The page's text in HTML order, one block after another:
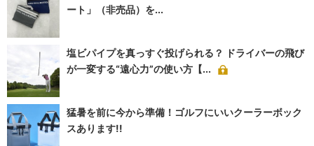
ート」（非売品）を...
塩ビパイプを真っすぐ投げられる？ ドライバーの飛び
が一変する“遠心力”の使い方【...
猛暑を前に今から準備！ゴルフにいいクーラーボック
スあります!!